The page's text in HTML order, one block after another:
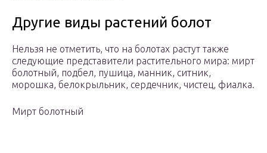
Другие виды растений болот
Нельзя не отметить, что на болотах растут также
следующие представители растительного мира: мирт
болотный, подбел, пушица, манник, ситник,
морошка, белокрыльник, сердечник, чистец, фиалка.
Мирт болотный